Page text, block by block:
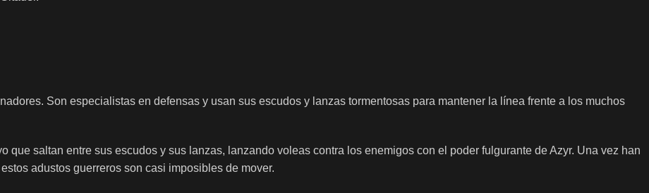
Son especialistas en defensas y usan sus escudos y lanzas tormentosas para mantener la línea frente a los muchos
que saltan entre sus escudos y sus lanzas, lanzando voleas contra los enemigos con el poder fulgurante de Azyr. Una vez han
adustos guerreros son casi imposibles de mover.